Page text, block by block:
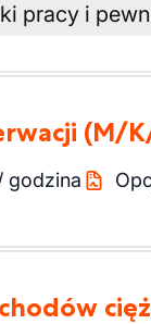
pracy i
(M/
godzina